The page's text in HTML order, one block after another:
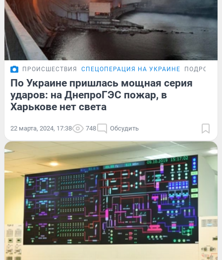
ПРОИСШЕСТВИЯ СПЕЦОПЕРАЦИЯ НА УКРАИНЕ
По Украине пришлась мощная серия
ударов: на ДнепроГЭС пожар, в
Харькове нет света
22 марта, 2024, 17:38 748 Обсудить